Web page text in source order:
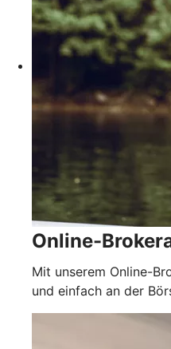
Online-
Mit unserem Online-
und einfach an der